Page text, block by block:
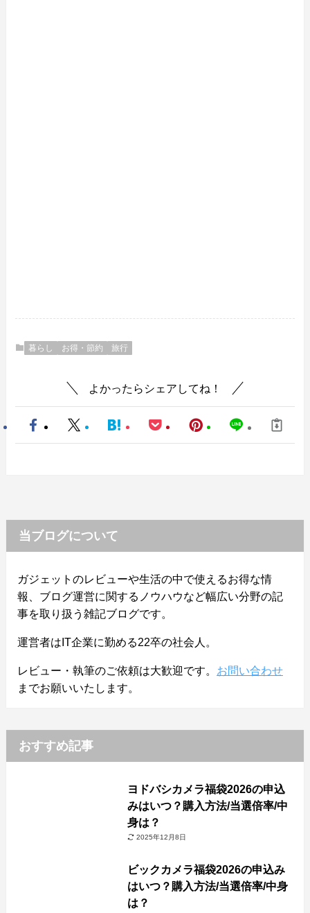
暮らし お得・節約 旅行
よかったらシェアしてね！
当ブログについて
ガジェットのレビューや生活の中で使えるお得な情
報、ブログ運営に関するノウハウなど幅広い分野の記
事を取り扱う雑記ブログです。
運営者はIT企業に勤める22卒の社会人。
レビュー・執筆のご依頼は大歓迎です。 お問い合わせ
までお願いいたします。
おすすめ記事
ヨドバシカメラ福袋2026の申込
みはいつ？購入方法/当選倍率/中
身は？
2025年12月8日
ビックカメラ福袋2026の申込み
はいつ？購入方法/当選倍率/中身
は？